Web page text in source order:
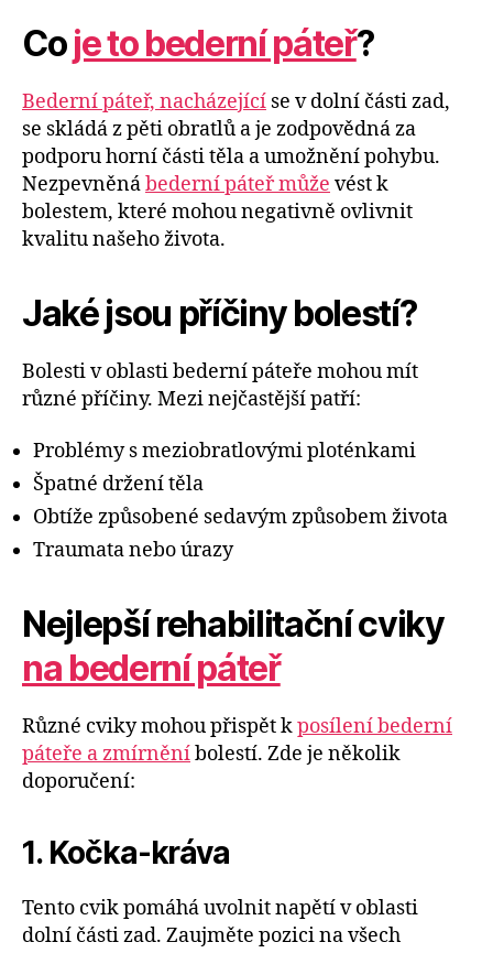
Coje to bederní páteř?
Bederní páteř, nacházející se v dolní části zad,
se skládá z pěti obratlů a je zodpovědná za
podporu horní části těla a umožnění pohybu.
Nezpevněnábederní páteř může vést k
bolestem, které mohou negativně ovlivnit
kvalitu našeho života.
Jaké jsou příčiny bolestí?
Bolesti v oblasti bederní páteře mohou mít
různé příčiny. Mezi nejčastější patří:
Problémy s meziobratlovými ploténkami
Špatné držení těla
Obtíže způsobené sedavým způsobem života
Traumata nebo úrazy
Nejlepší rehabilitační cviky
na bederní páteř
Různé cviky mohou přispět kposílení bederní
páteře a zmírněníbolestí. Zde je několik
doporučení:
1. Kočka-kráva
Tento cvik pomáhá uvolnit napětí v oblasti
dolní části zad. Zaujměte pozici na všech